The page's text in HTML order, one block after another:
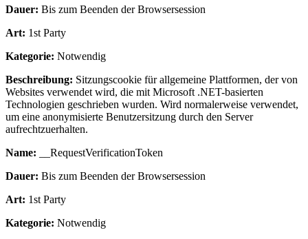
Dauer: Bis zum Beenden der Browsersession
Art: 1st Party
Kategorie: Notwendig
Beschreibung: Sitzungscookie für allgemeine Plattformen, der von
Websites verwendet wird, die mit Microsoft .NET-basierten
Technologien geschrieben wurden. Wird normalerweise verwendet,
um eine anonymisierte Benutzersitzung durch den Server
aufrechtzuerhalten.
Name: __RequestVerificationToken
Dauer: Bis zum Beenden der Browsersession
Art: 1st Party
Kategorie: Notwendig